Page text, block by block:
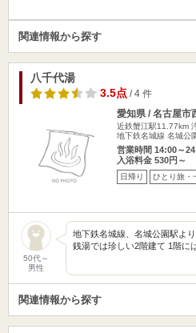
関連情報から探す
八千代湯
3.5点/ 4 件
愛知県 / 名古屋市
近鉄蟹江駅11.77km
地下鉄名城線 名城公
営業時間 14:00～
入浴料金 530円～
日帰り ひとり旅・
50代～
男性
地下鉄名城線、名城公園駅よ
銭湯では珍しい2階建て 1階に
関連情報から探す